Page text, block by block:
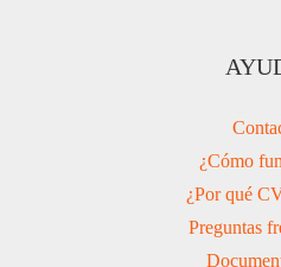
¿Cómo
¿Por qué
Preguntas